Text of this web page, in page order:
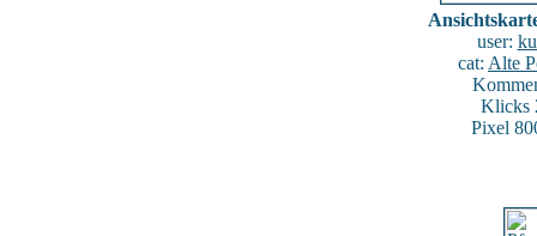
user:
cat: Alte
Klicks
Pixel